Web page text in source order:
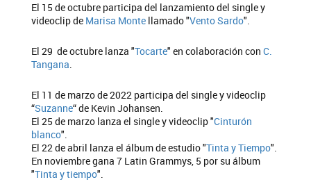
El 15 de octubre participa del lanzamiento del single y
videoclip de Marisa Monte llamado "Vento Sardo".
El 29 de octubre lanza "Tocarte" en colaboración con C.
Tangana.
El 11 de marzo de 2022 participa del single y videoclip
“Suzanne“ de Kevin Johansen.
El 25 de marzo lanza el single y videoclip "Cinturón
blanco".
El 22 de abril lanza el álbum de estudio "Tinta y Tiempo".
En noviembre gana 7 Latin Grammys, 5 por su álbum
"Tinta y tiempo".